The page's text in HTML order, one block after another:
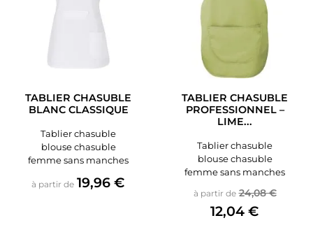
TABLIER CHASUBLE
BLANC CLASSIQUE
Tablier chasuble
blouse chasuble
femme sans manches
à partir de Prix
19,96 €
TABLIER CHASUBLE
PROFESSIONNEL –
LIME...
Tablier chasuble
blouse chasuble
femme sans manches
à partir de Prix de base
24,08 €Prix
12,04 €